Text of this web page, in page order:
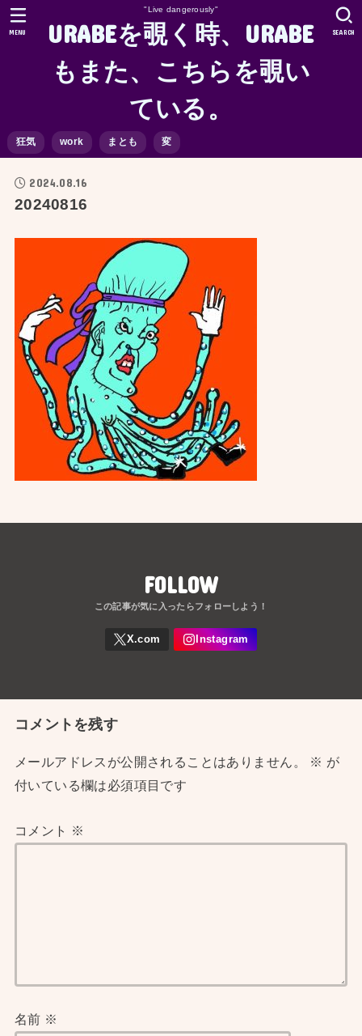
"Live dangerously"
URABEを覗く時、URABE
もまた、こちらを覗い
ている。
狂気 work まとも 変
SEARCH
MENU
2024.08.16
20240816
FOLLOW
コメントを残す
メールアドレスが公開されることはありません。 ※ が
付いている欄は必須項目です
コメント ※
名前 ※